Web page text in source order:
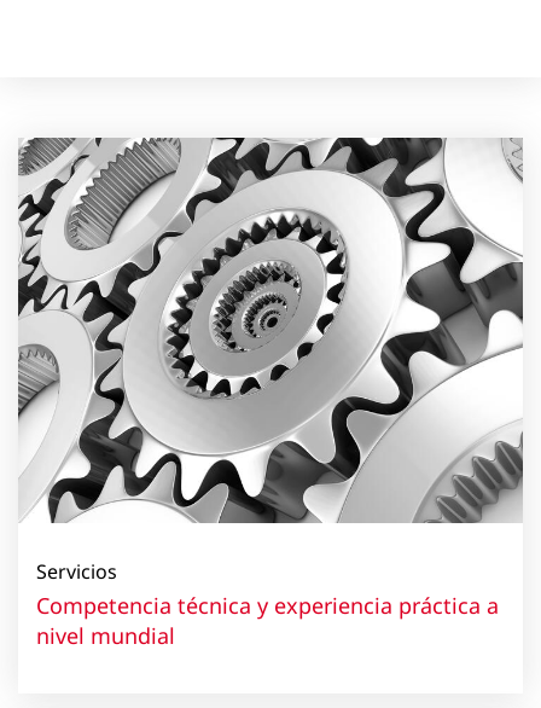
Servicios
Competencia técnica y experiencia práctica a
nivel mundial